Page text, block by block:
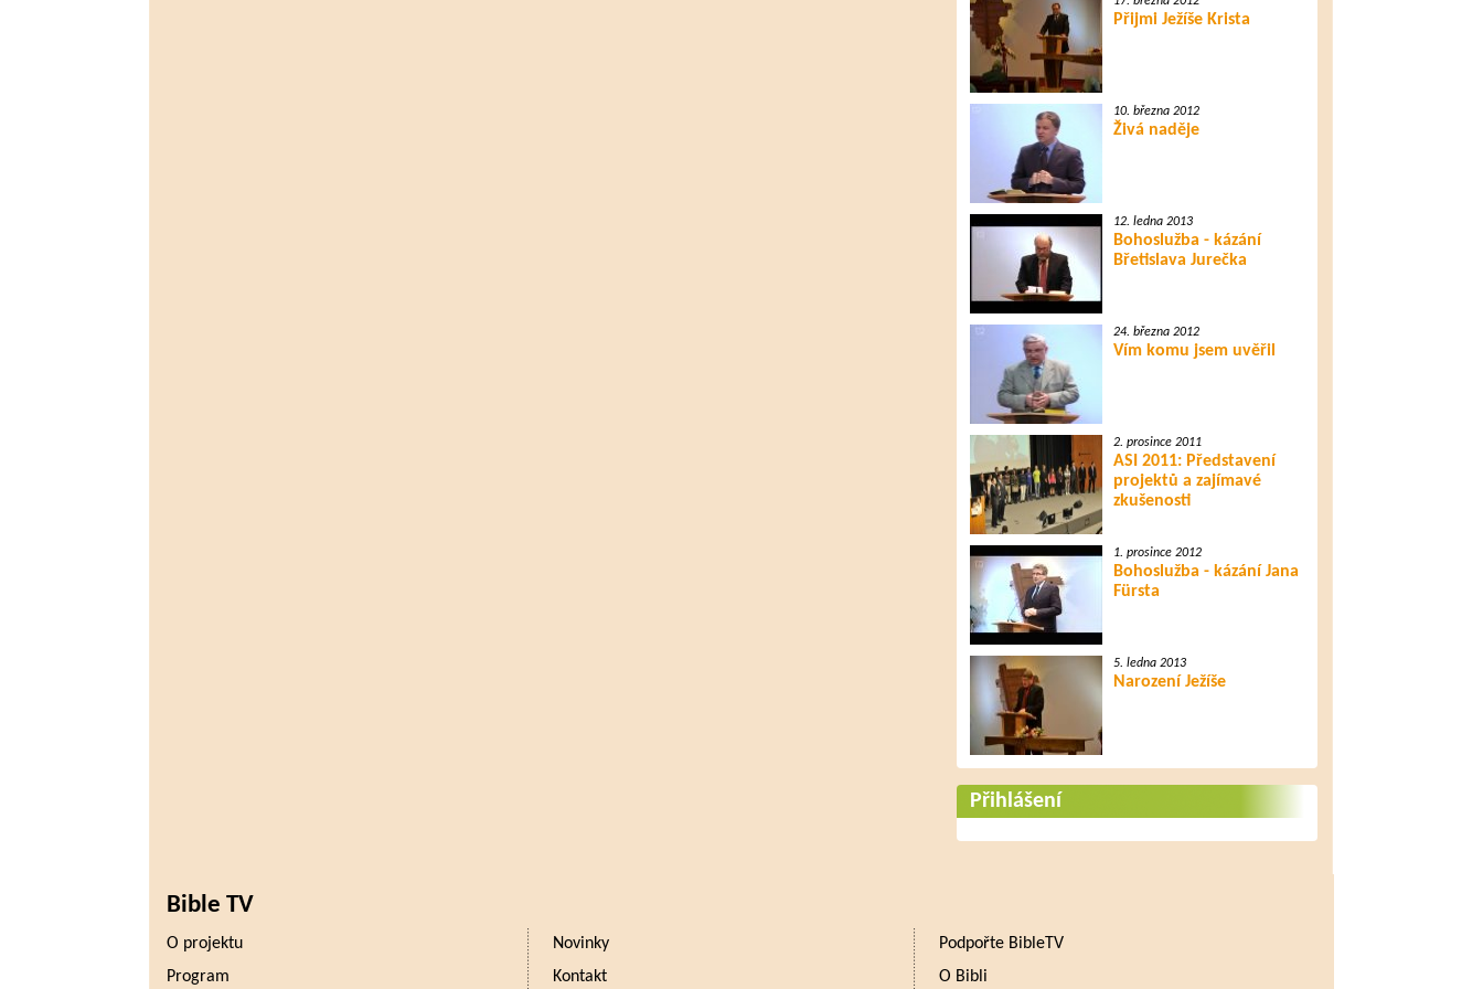
Přijmi Ježíše Krista
10. března 2012
Živá naděje
12. ledna 2013
Bohoslužba - kázání
Břetislava Jurečka
24. března 2012
Vím komu jsem uvěřil
2. prosince 2011
ASI 2011: Představení
projektů a zajímavé
zkušenosti
1. prosince 2012
Bohoslužba - kázání Jana
Fürsta
5. ledna 2013
Narození Ježíše
Přihlášení
Bible TV
O projektu Novinky
Podpořte BibleTV
Program
Kontakt O Bibli